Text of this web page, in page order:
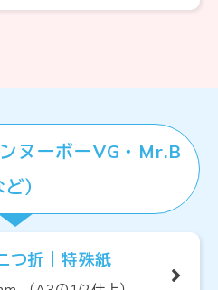
ヌーボーVG・Mr.B
）
つ折｜特殊紙